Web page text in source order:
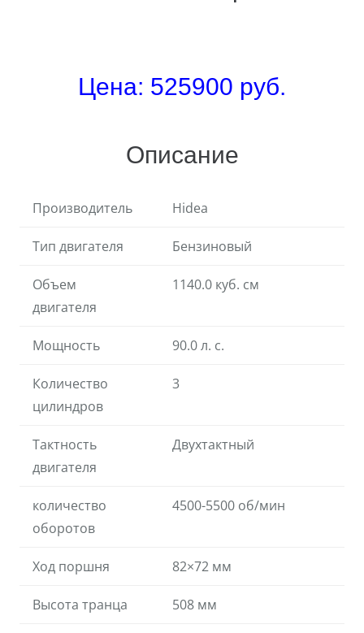
Цена: 525900 руб.
Описание
Производитель Hidea
Тип двигателя Бензиновый
Объем
двигателя
1140.0 куб. см
Мощность 90.0 л. с.
Количество
цилиндров
3
Тактность
двигателя
Двухтактный
количество
оборотов
4500-5500 об/мин
Ход поршня 82×72 мм
Высота транца 508 мм